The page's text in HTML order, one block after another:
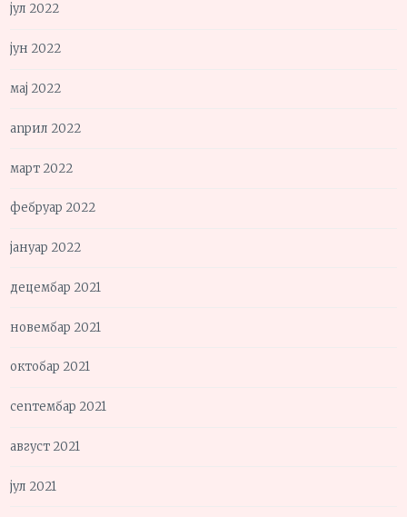
јул 2022
јун 2022
мај 2022
април 2022
март 2022
фебруар 2022
јануар 2022
децембар 2021
новембар 2021
октобар 2021
септембар 2021
август 2021
јул 2021